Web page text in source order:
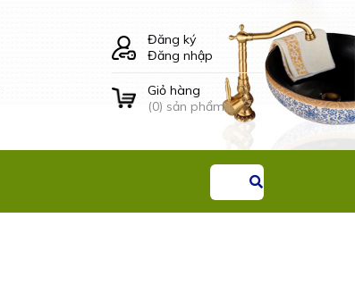
LÔ GIẤY VỆ SINH
ÂM TƯỜNG ĐÔI -
34504 CLEANMAX
Liên hệ
Đăng ký
Đăng nhập
Giỏ hàng
(0) sản phẩm